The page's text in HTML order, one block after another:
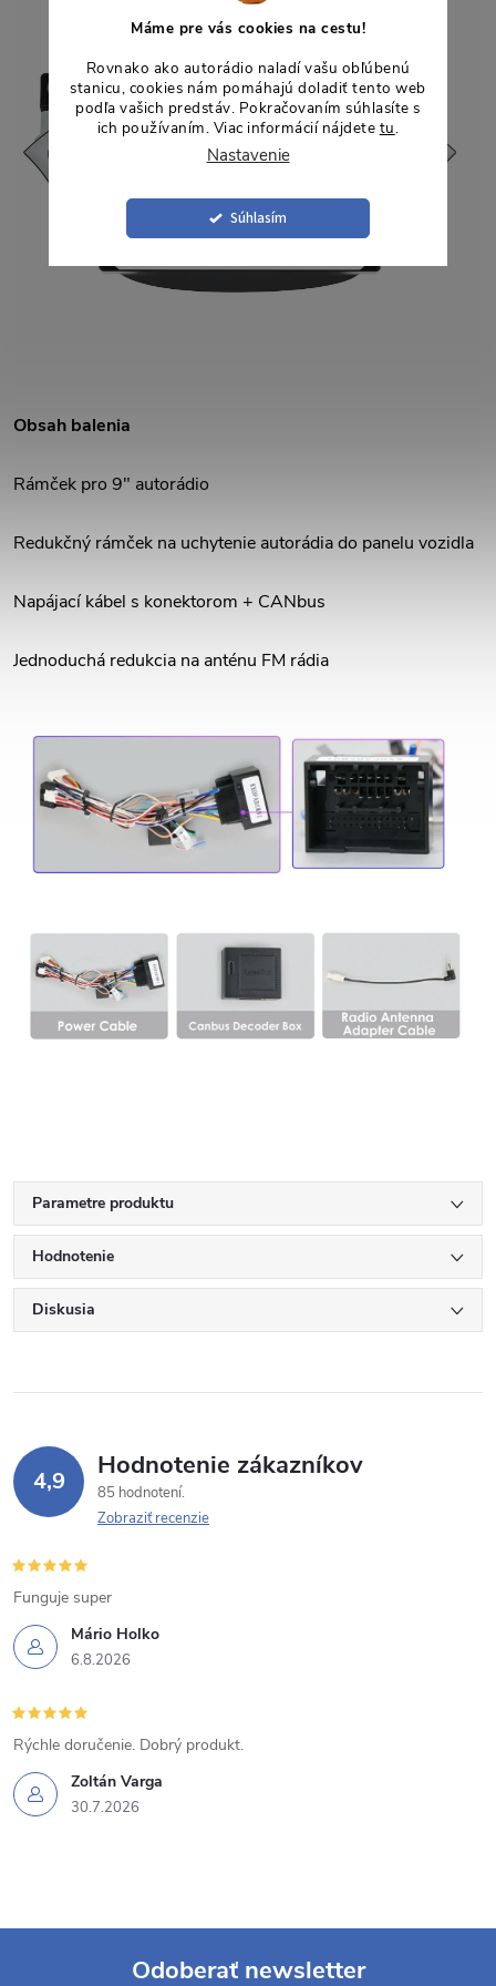
Máme pre vás cookies na cestu!
Rovnako ako autorádio naladí vašu obľúbenú
stanicu, cookies nám pomáhajú doladiť tento web
podľa vašich predstáv. Pokračovaním súhlasíte s
ich používaním. Viac informácií nájdete tu.
Nastavenie
Súhlasím
Obsah balenia
Rámček pro 9" autorádio
Redukčný rámček na uchytenie autorádia do panelu vozidla
Napájací kábel s konektorom + CANbus
Jednoduchá redukcia na anténu FM rádia
Parametre produktu
Hodnotenie
Diskusia
4,9 Hodnotenie zákazníkov
85 hodnotení
Zobraziť recenzie
Mário Holko
6.8.2026
Funguje super
Zoltán Varga
30.7.2026
Rýchle doručenie. Dobrý produkt.
Odoberať newsletter